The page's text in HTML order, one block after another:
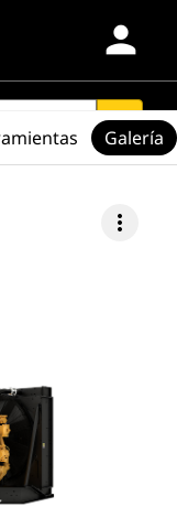
person
search
more_vert
Galería